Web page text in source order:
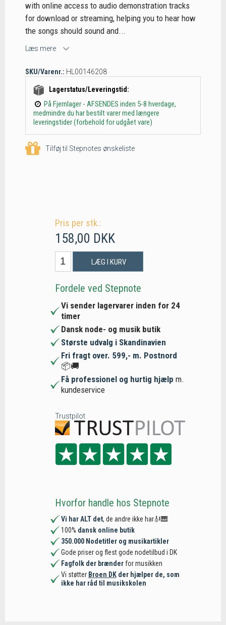
with online access to audio demonstration tracks
for download or streaming, helping you to hear how
the songs should sound and...
Læs mere
SKU/Varenr.: HL00146208
Lagerstatus/Leveringstid:
På Fjernlager - AFSENDES inden 5-8 hverdage,
medmindre du har bestilt varer med længere
leveringstider (forbehold for udgået vare)
Tilføj til Stepnotes ønskeliste
Pris per stk.:
158,00 DKK
LÆG I KURV
Fordele ved Stepnote
Vi sender lagervarer inden for 24
timer
Dansk node- og musik butik
Største udvalg i Skandinavien
Fri fragt over. 599,- m. Postnord
📦🚚
Få professionel og hurtig hjælp m.
kundeservice
Trustpilot
Hvorfor handle hos Stepnote
Vi har ALT det, de andre ikke har🎻🎹
100% dansk online butik
350.000 Nodetitler og musikartikler
Gode priser og flest gode nodetilbud i DK
Fagfolk der brænderfor musikken
Vi støtter Broen DKder hjælper de, som
ikke har råd til musikskolen